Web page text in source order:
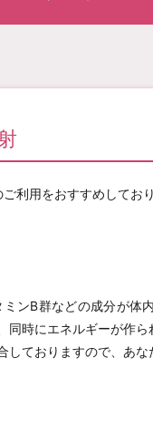
利用をおすすめしており
ンB群などの成分が
時にエネルギーが作
ておりますので、あ